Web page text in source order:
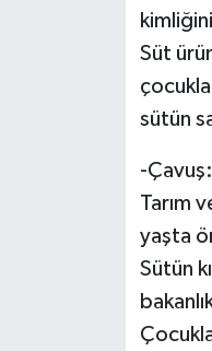
Süt
sütün
-
Tarım
yaşta
Sütün